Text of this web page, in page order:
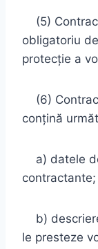
(5)
obligatoriu
protecţie a
(6)
conţină
a) datele
contractante;
b)
le presteze